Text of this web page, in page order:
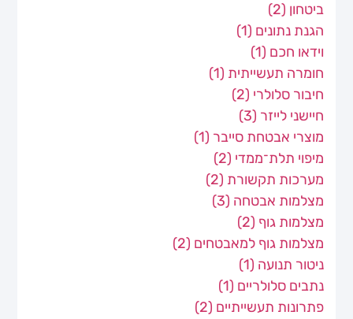
ביטחון (2)
הגנת נתונים (1)
וידאו חכם (1)
חומרה תעשייתית (1)
חיבור סלולרי (2)
חיישני לייזר (3)
מוצרי אבטחת סייבר (1)
מיפוי תלת־ממדי (2)
מערכות תקשורת (2)
מצלמות אבטחה (3)
מצלמות גוף (2)
מצלמות גוף למאבטחים (2)
ניטור תנועה (1)
נתבים סלולריים (1)
פתרונות תעשייתיים (2)